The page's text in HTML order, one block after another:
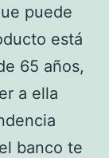
puede
está
65 años,
a ella
banco te